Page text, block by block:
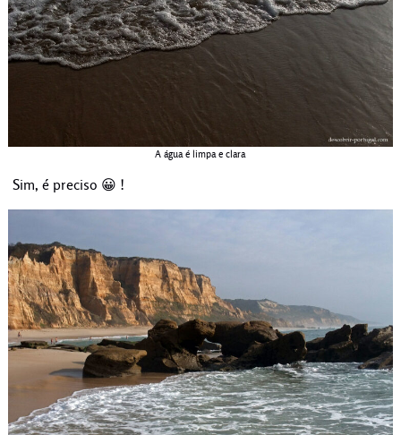
A água é limpa e clara
Sim, é preciso 😀 !